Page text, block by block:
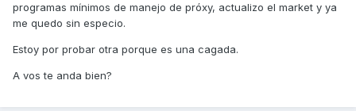
programas mínimos de manejo de próxy, actualizo el market y ya
me quedo sin especio.
Estoy por probar otra porque es una cagada.
A vos te anda bien?